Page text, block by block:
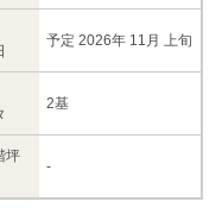
予定 2026年 11月 上旬
2基
坪
-